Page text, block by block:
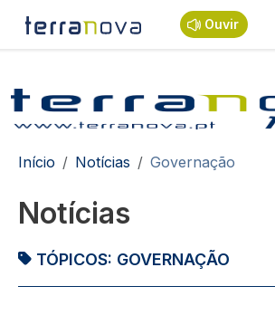
Passar para o conteúdo principal
Ouvir
Navegação estrutural
Início Notícias Governação
Notícias
TÓPICOS: GOVERNAÇÃO